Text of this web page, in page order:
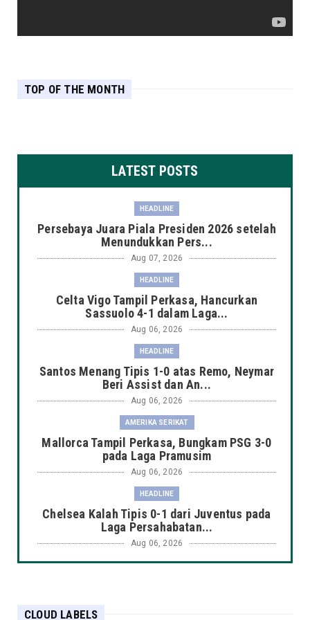
TOP OF THE MONTH
LATEST POSTS
HEADLINE
Persebaya Juara Piala Presiden 2026 setelah
Menundukkan Pers...
Aug 07, 2026
HEADLINE
Celta Vigo Tampil Perkasa, Hancurkan
Sassuolo 4-1 dalam Laga...
Aug 06, 2026
HEADLINE
Santos Menang Tipis 1-0 atas Remo, Neymar
Beri Assist dan An...
Aug 06, 2026
AMERIKA SERIKAT
Mallorca Tampil Perkasa, Bungkam PSG 3-0
pada Laga Pramusim
Aug 06, 2026
HEADLINE
Chelsea Kalah Tipis 0-1 dari Juventus pada
Laga Persahabatan...
Aug 06, 2026
HEADLINE
CLOUD LABELS